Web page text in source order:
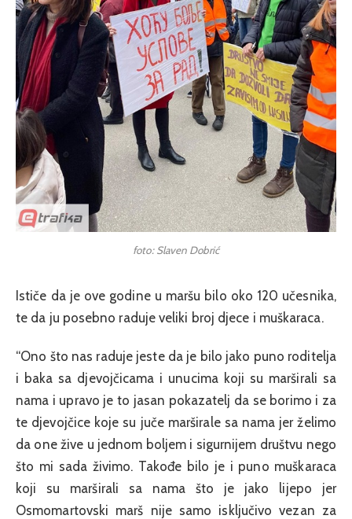
foto: Slaven Dobrić
Ističe da je ove godine u maršu bilo oko 120 učesnika,
te da ju posebno raduje veliki broj djece i muškaraca.
“Ono što nas raduje jeste da je bilo jako puno roditelja
i baka sa djevojčicama i unucima koji su marširali sa
nama i upravo je to jasan pokazatelj da se borimo i za
te djevojčice koje su juče marširale sa nama jer želimo
da one žive u jednom boljem i sigurnijem društvu nego
što mi sada živimo. Takođe bilo je i puno muškaraca
koji su marširali sa nama što je jako lijepo jer
Osmomartovski marš nije samo isključivo vezan za